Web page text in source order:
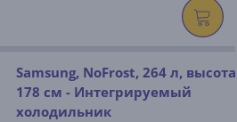
Samsung, NoFrost, 264 л, высота
178 см - Интегрируемый
холодильник